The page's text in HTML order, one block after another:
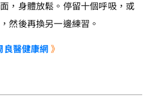
，身體放鬆。停留十個呼吸，或
然後再換另一邊練習。
良醫健康網》